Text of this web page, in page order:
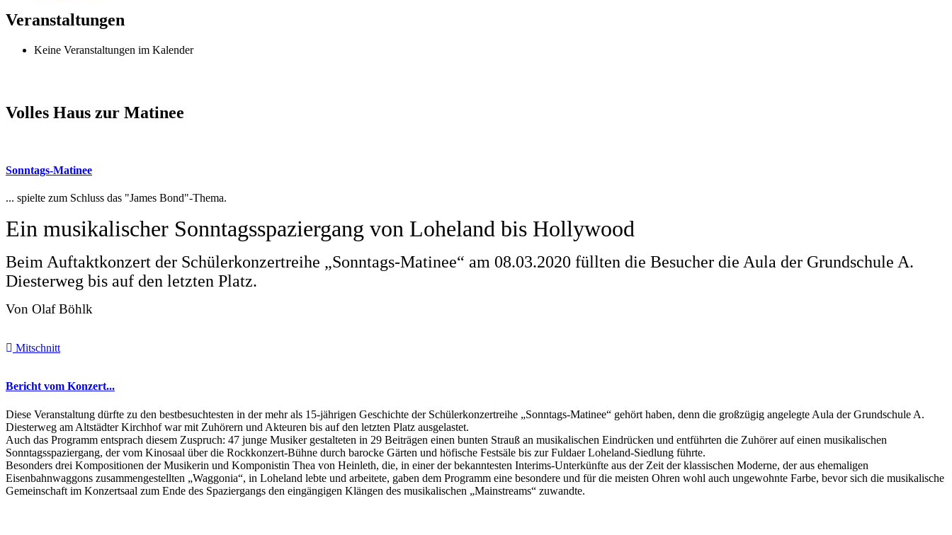
Veranstaltungen
Keine Veranstaltungen im Kalender
Volles Haus zur Matinee
Sonntags-Matinee
... spielte zum Schluss das "James Bond"-Thema.
Ein musikalischer Sonntagsspaziergang von Loheland bis Hollywood
Beim Auftaktkonzert der Schülerkonzertreihe „Sonntags-Matinee“ am 08.03.2020 füllten die Besucher die Aula der Grundschule A.
Diesterweg bis auf den letzten Platz.
Von Olaf Böhlk
Mitschnitt
Bericht vom Konzert...
Diese Veranstaltung dürfte zu den bestbesuchtesten in der mehr als 15-jährigen Geschichte der Schülerkonzertreihe „Sonntags-Matinee“ gehört haben, denn die großzügig angelegte Aula der Grundschule A.
Diesterweg am Altstädter Kirchhof war mit Zuhörern und Akteuren bis auf den letzten Platz ausgelastet.
Auch das Programm entsprach diesem Zuspruch: 47 junge Musiker gestalteten in 29 Beiträgen einen bunten Strauß an musikalischen Eindrücken und entführten die Zuhörer auf einen musikalischen
Sonntagsspaziergang, der vom Kinosaal über die Rockkonzert-Bühne durch barocke Gärten und höfische Festsäle bis zur Fuldaer Loheland-Siedlung führte.
Besonders drei Kompositionen der Musikerin und Komponistin Thea von Heinleth, die, in einer der bekanntesten Interims-Unterkünfte aus der Zeit der klassischen Moderne, der aus ehemaligen
Eisenbahnwaggons zusammengestellten „Waggonia“, in Loheland lebte und arbeitete, gaben dem Programm eine besondere und für die meisten Ohren wohl auch ungewohnte Farbe, bevor sich die musikalische
Gemeinschaft im Konzertsaal zum Ende des Spaziergangs den eingängigen Klängen des musikalischen „Mainstreams“ zuwandte.